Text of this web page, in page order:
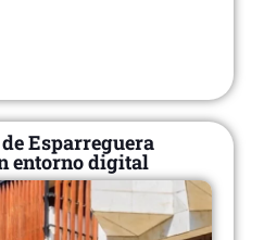
Esparreguera
entorno digital